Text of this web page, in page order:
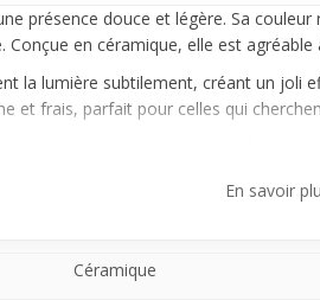
présence douce et légère. Sa
Conçue en céramique, elle est
la lumière subtilement, créant un joli
et frais, parfait pour celles qui
En savoir
Céramique